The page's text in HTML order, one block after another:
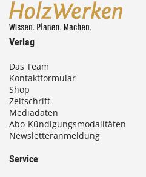
Verlag
Das Team
Kontaktformular
Shop
Zeitschrift
Mediadaten
Abo-Kündigungsmodalitäten
Newsletteranmeldung
Service